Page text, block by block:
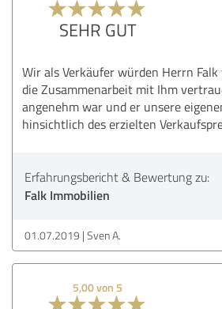
SEHR GUT
Wir als Verkäufer würden Herrn
die Zusammenarbeit mit Ihm
angenehm war und er unsere
hinsichtlich des erzielten
Erfahrungsbericht & Bewertung zu:
Falk Immobilien
01.07.2019 Sven A.
5,00 von 5